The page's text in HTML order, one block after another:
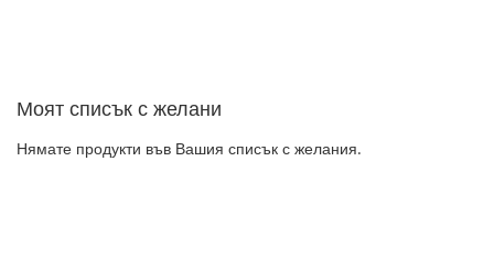
Моят списък с желани
Нямате продукти във Вашия списък с желания.